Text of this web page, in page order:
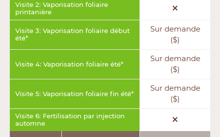
Visite 2: Vaporisation foliaire
printanière
Visite 3: Vaporisation foliaire début
été*
Sur demande
($)
Visite 4: Vaporisation foliaire été*
Sur demande
($)
Visite 5: Vaporisation foliaire fin été*
Sur demande
($)
Visite 6: Fertilisation par injection
automne